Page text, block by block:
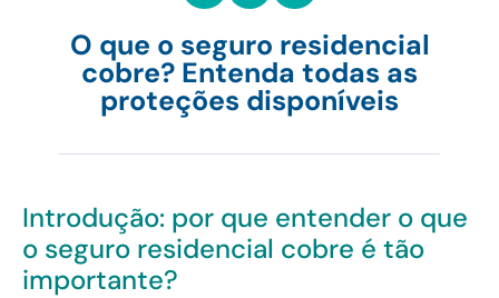
O que o seguro residencial
cobre? Entenda todas as
proteções disponíveis
Introdução: por que entender o que
o seguro residencial cobre é tão
importante?